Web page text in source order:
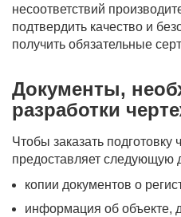
несоответствий
подтвердить качество и
получить обязательные
Документы,
разработки
Чтобы заказать подготовку
предоставляет следующую
копии документов о
информация об объекте,